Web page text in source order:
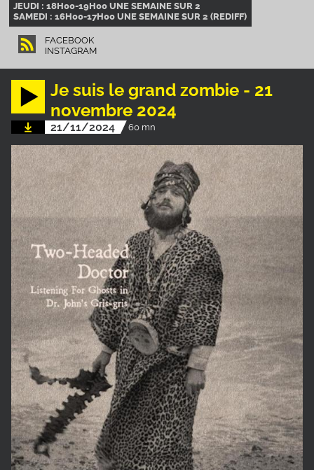
JEUDI : 18H00-19H00 UNE SEMAINE SUR 2
SAMEDI : 16H00-17H00 UNE SEMAINE SUR 2 (REDIFF)
FACEBOOK
INSTAGRAM
Je suis le grand zombie - 21
novembre 2024
21/11/2024 60 mn